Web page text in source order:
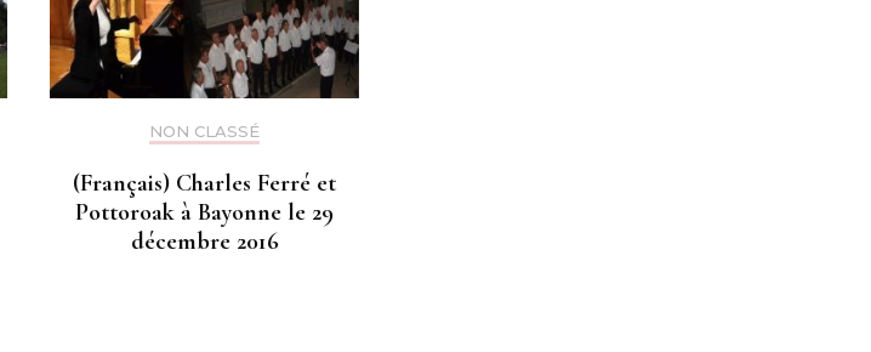
NON CLASSÉ
(Français) Charles Ferré et
Pottoroak à Bayonne le 29
décembre 2016